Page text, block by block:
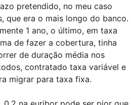
pretendido, no meu caso
que era o mais longo do banco.
1 ano, o último, em taxa
de fazer a cobertura, tinha
de duração média nos
contratado taxa variável e
migrar para taxa fixa.